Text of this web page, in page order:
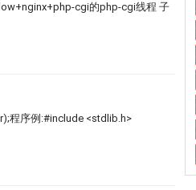
cgi的php-cgi线程 子
程序例:#include <stdlib.h>